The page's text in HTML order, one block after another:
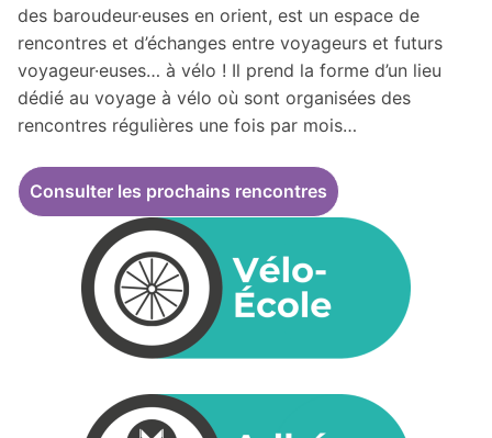
des baroudeur·euses en orient, est un espace de
rencontres et d’échanges entre voyageurs et futurs
voyageur·euses… à vélo ! Il prend la forme d’un lieu
dédié au voyage à vélo où sont organisées des
rencontres régulières une fois par mois…
Consulter les prochains rencontres